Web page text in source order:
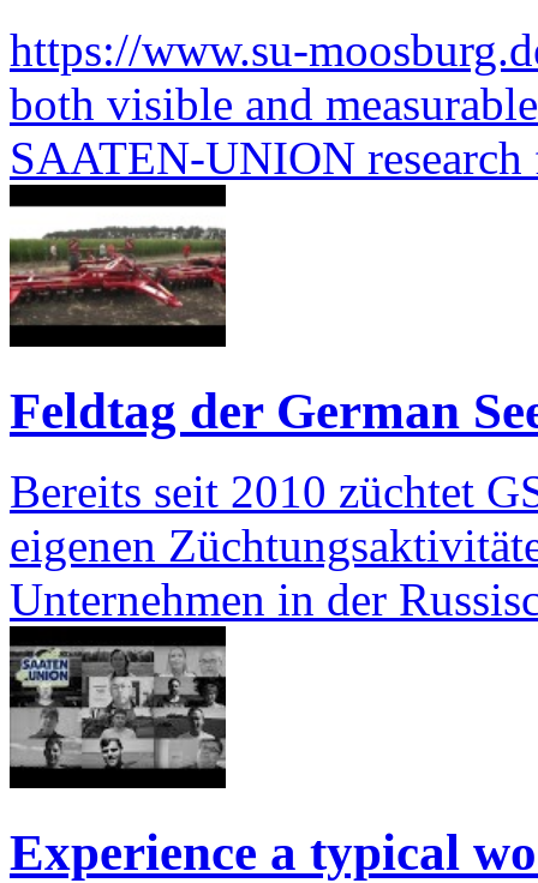
https://www.su-
both visible and
SAATEN-UNION
Feldtag der German
Bereits seit 2010 züchtet
eigenen
Unternehmen in der
Experience a typical